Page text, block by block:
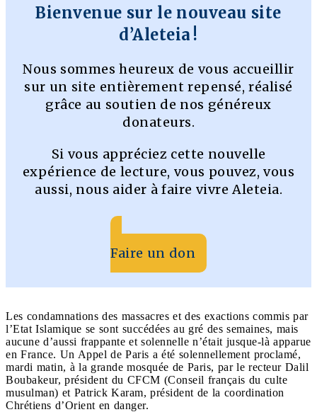
Bienvenue sur le nouveau site
d’Aleteia !
Nous sommes heureux de vous accueillir
sur un site entièrement repensé, réalisé
grâce au soutien de nos généreux
donateurs.
Si vous appréciez cette nouvelle
expérience de lecture, vous pouvez, vous
aussi, nous aider à faire vivre Aleteia.
Faire un don
Les condamnations des massacres et des exactions commis par
l’Etat Islamique se sont succédées au gré des semaines, mais
aucune d’aussi frappante et solennelle n’était jusque-là apparue
en France. Un Appel de Paris a été solennellement proclamé,
mardi matin, à la grande mosquée de Paris, par le recteur Dalil
Boubakeur, président du CFCM (Conseil français du culte
musulman) et Patrick Karam, président de la coordination
Chrétiens d’Orient en danger.